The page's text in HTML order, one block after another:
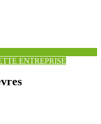
ENTREPRISE